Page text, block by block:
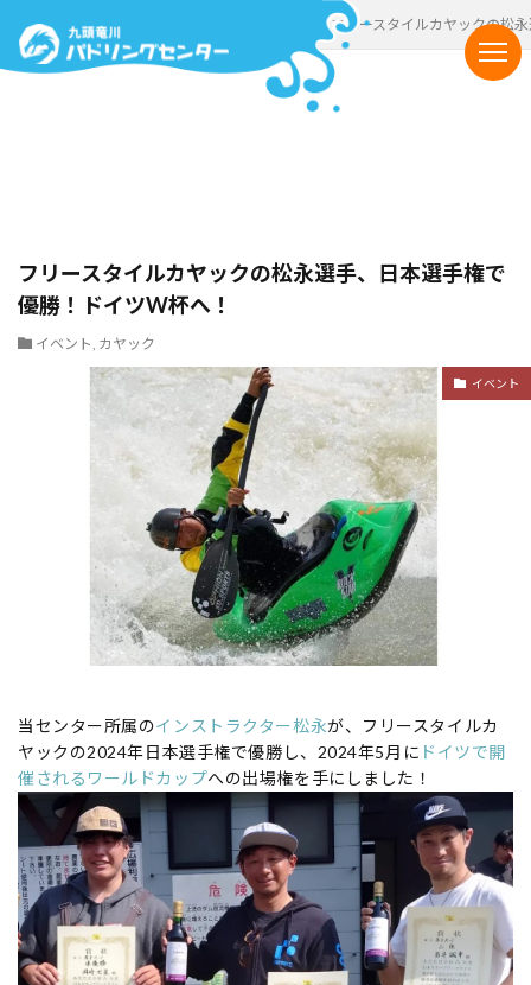
HOME 新着情報一覧 フリースタイルカヤックの松
フリースタイルカヤックの松永選手、日本選手権で
優勝！ドイツW杯へ！
イベント, カヤック
イベント
当センター所属のインストラクター松永が、フリースタイルカ
ヤックの2024年日本選手権で優勝し、2024年5月に ドイツで開
催されるワールドカップへの出場権を手にしました！